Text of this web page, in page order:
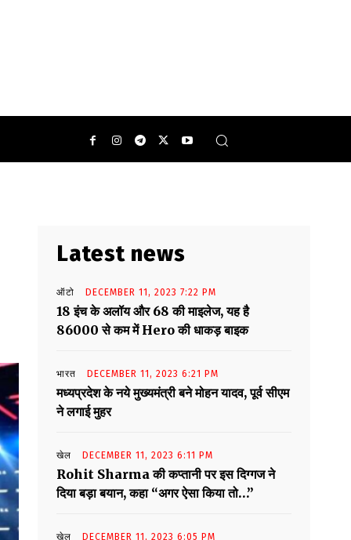
Latest news
ऑटो DECEMBER 11, 2023 7:22 PM
18 इंच के अलॉय और 68 की माइलेज, यह है
86000 से कम में Hero की धाकड़ बाइक
भारत DECEMBER 11, 2023 6:21 PM
मध्यप्रदेश के नये मुख्यमंत्री बने मोहन यादव, पूर्व सीएम
ने लगाई मुहर
खेल DECEMBER 11, 2023 6:11 PM
Rohit Sharma की कप्तानी पर इस दिग्गज ने
दिया बड़ा बयान, कहा “अगर ऐसा किया तो…”
खेल DECEMBER 11, 2023 6:05 PM